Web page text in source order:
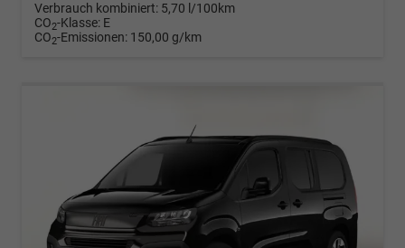
Verbrauch kombiniert: 5,70 l/100km
CO2-Klasse: E
CO2-Emissionen: 150,00 g/km